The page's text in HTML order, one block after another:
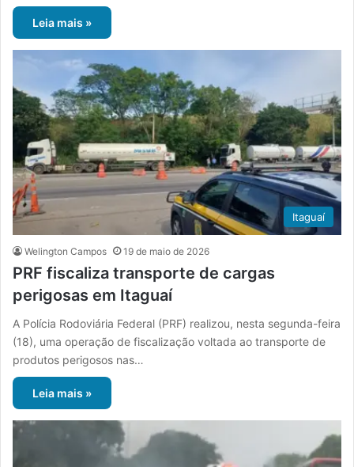
Leia mais »
Itaguaí
Welington Campos 19 de maio de 2026
PRF fiscaliza transporte de cargas
perigosas em Itaguaí
A Polícia Rodoviária Federal (PRF) realizou, nesta segunda-feira
(18), uma operação de fiscalização voltada ao transporte de
produtos perigosos nas…
Leia mais »